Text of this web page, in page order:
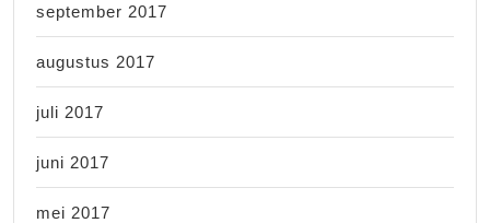
september 2017
augustus 2017
juli 2017
juni 2017
mei 2017